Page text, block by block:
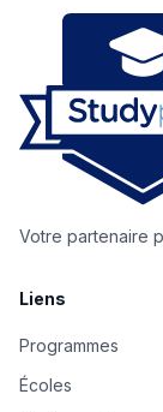
Votre partenaire
Liens
Programmes
Écoles